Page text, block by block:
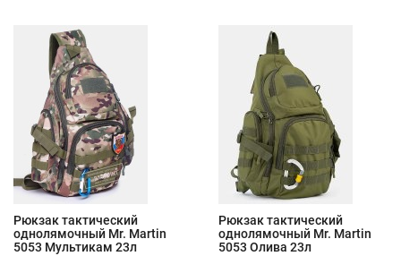
Рюкзак тактический
однолямочный Mr. Martin
5053 Мультикам 23л
Рюкзак тактический
однолямочный Mr. Martin
5053 Олива 23л